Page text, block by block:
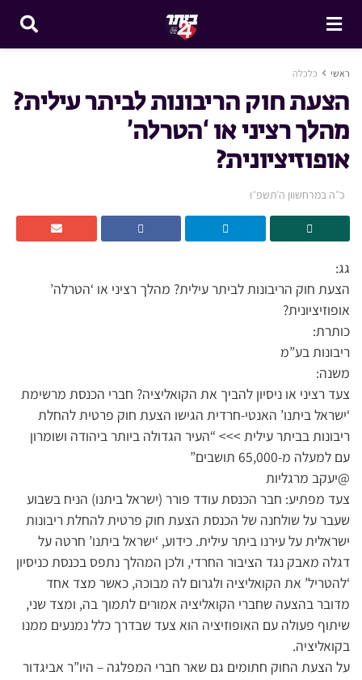
ראשי כלכלה
הצעת חוק הריבונות לביתר עילית?
מהלך רציני או ‘הטרלה’
אופוזיציונית?
כ״ה במרחשוון ה׳תשפ״ו
גג:
הצעת חוק הריבונות לביתר עילית? מהלך רציני או ‘הטרלה’
אופוזיציונית?
כותרת:
ריבונות בע”מ
משנה:
צעד רציני או ניסיון להביך את הקואליציה? חברי הכנסת מרשימת
‘ישראל ביתנו’ האנטי-חרדית הגישו הצעת חוק פרטית להחלת
ריבונות בביתר עילית >>> “העיר הגדולה ביותר ביהודה ושומרון
עם למעלה מ-65,000 תושבים”
@יעקב מרגליות
צעד מפתיע: חבר הכנסת עודד פורר (ישראל ביתנו) הניח בשבוע
שעבר על שולחנה של הכנסת הצעת חוק פרטית להחלת ריבונות
ישראלית על עירנו ביתר עילית. כידוע, ‘ישראל ביתנו’ חרטה על
דגלה מאבק נגד הציבור החרדי, ולכן המהלך נתפס בכנסת כניסיון
‘להטריל’ את הקואליציה ולגרום לה מבוכה, כאשר מצד אחד
מדובר בהצעה שחברי הקואליציה אמורים לתמוך בה, ומצד שני,
שיתוף פעולה עם האופוזיציה הוא צעד שבדרך כלל נמנעים ממנו
בקואליציה.
על הצעת החוק חתומים גם שאר חברי המפלגה – היו”ר אביגדור